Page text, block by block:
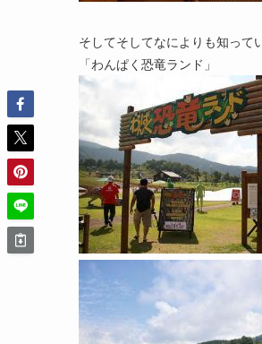
そしてそしてなによりも知って
「わんぱく恐竜ランド」